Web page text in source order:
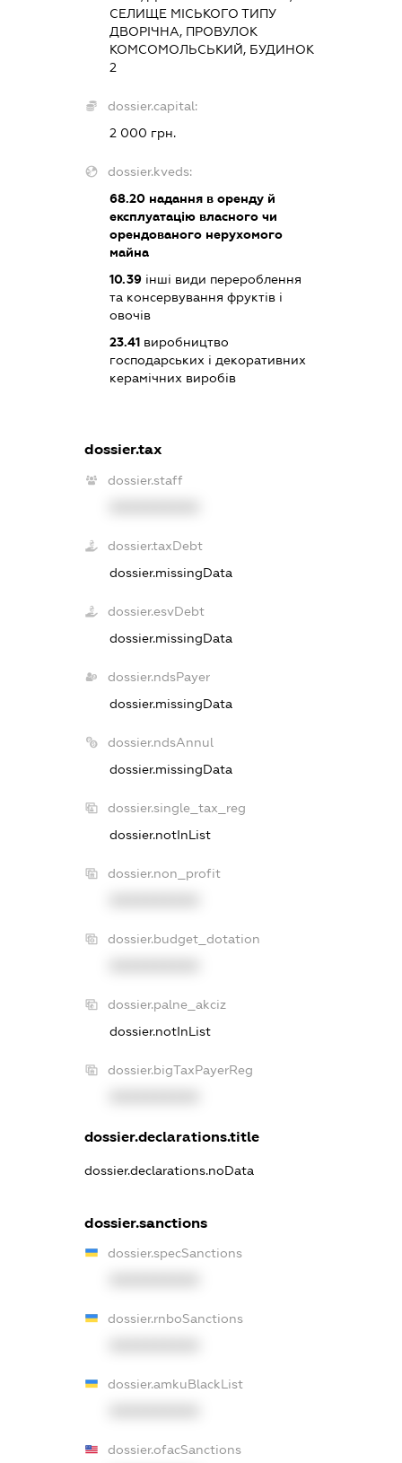
СЕЛИЩЕ МІСЬКОГО ТИПУ
ДВОРІЧНА, ПРОВУЛОК
КОМСОМОЛЬСЬКИЙ, БУДИНОК
2
dossier.capital:
2 000 грн.
dossier.kveds:
68.20 надання в оренду й
експлуатацію власного чи
орендованого нерухомого
майна
10.39 інші види перероблення
та консервування фруктів і
овочів
23.41 виробництво
господарських і декоративних
керамічних виробів
dossier.tax
dossier.staff
dossier.taxDebt
dossier.missingData
dossier.esvDebt
dossier.missingData
dossier.ndsPayer
dossier.missingData
dossier.ndsAnnul
dossier.missingData
dossier.single_tax_reg
dossier.notInList
dossier.non_profit
dossier.budget_dotation
dossier.palne_akciz
dossier.notInList
dossier.bigTaxPayerReg
dossier.declarations.title
dossier.declarations.noData
dossier.sanctions
dossier.specSanctions
dossier.rnboSanctions
dossier.amkuBlackList
dossier.ofacSanctions